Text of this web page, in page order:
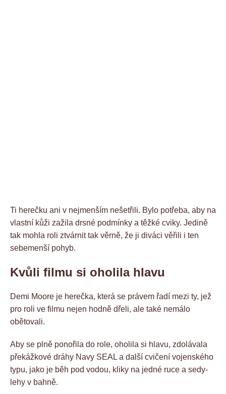
Ti herečku ani v nejmenším nešetřili. Bylo potřeba, aby na
vlastní kůži zažila drsné podmínky a těžké cviky. Jedině
tak mohla roli ztvárnit tak věrně, že ji diváci věřili i ten
sebemenší pohyb.
Kvůli filmu si oholila hlavu
Demi Moore je herečka, která se právem řadí mezi ty, jež
pro roli ve filmu nejen hodně dřeli, ale také nemálo
obětovali.
Aby se plně ponořila do role, oholila si hlavu, zdolávala
překážkové dráhy Navy SEAL a další cvičení vojenského
typu, jako je běh pod vodou, kliky na jedné ruce a sedy-
lehy v bahně.